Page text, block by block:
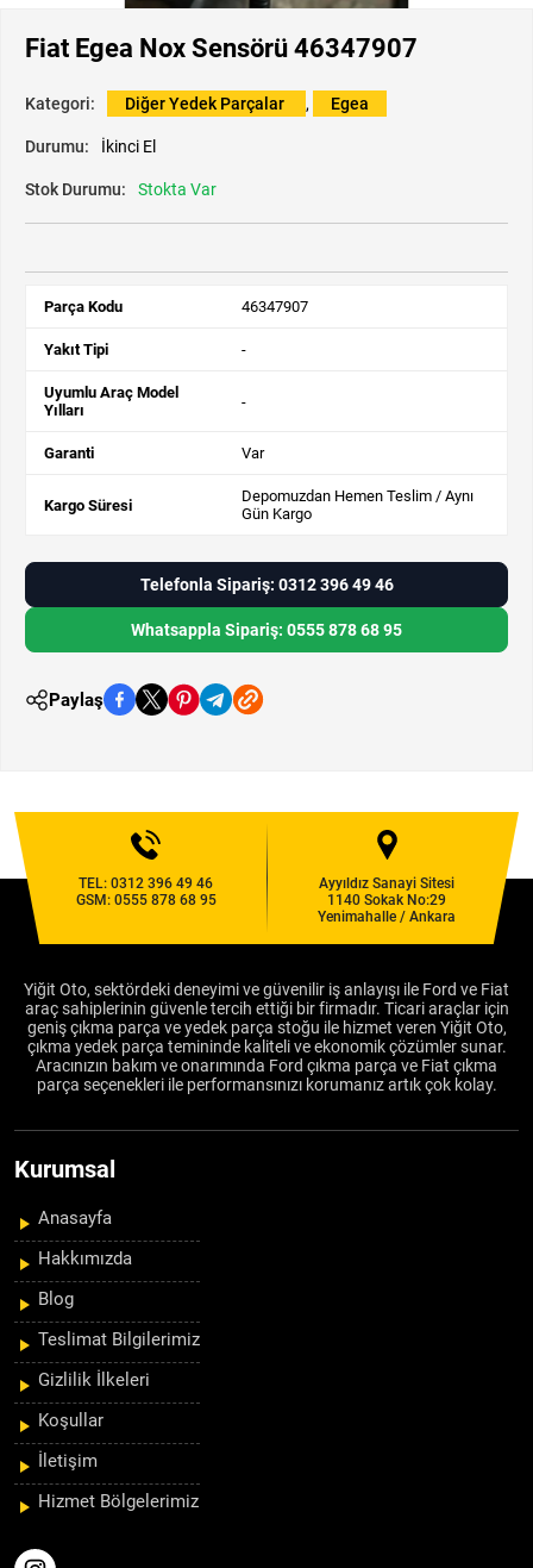
Fiat Egea Nox Sensörü 46347907
Kategori: Diğer Yedek Parçalar , Egea
Durumu: İkinci El
Stok Durumu: Stokta Var
Parça Kodu 46347907
Yakıt Tipi -
Uyumlu Araç Model
Yılları
-
Garanti Var
Kargo Süresi
Depomuzdan Hemen Teslim / Aynı
Gün Kargo
Telefonla Sipariş: 0312 396 49 46
Whatsappla Sipariş: 0555 878 68 95
Paylaş
TEL:0312 396 49 46
GSM: 0555 878 68 95
Ayyıldız Sanayi Sitesi
1140 Sokak No:29
Yenimahalle / Ankara
Yiğit Oto, sektördeki deneyimi ve güvenilir iş anlayışı ile Ford ve Fiat
araç sahiplerinin güvenle tercih ettiği bir firmadır. Ticari araçlar için
geniş çıkma parça ve yedek parça stoğu ile hizmet veren Yiğit Oto,
çıkma yedek parça temininde kaliteli ve ekonomik çözümler sunar.
Aracınızın bakım ve onarımında Ford çıkma parça ve Fiat çıkma
parça seçenekleri ile performansınızı korumanız artık çok kolay.
Kurumsal
Anasayfa
Hakkımızda
Blog
Teslimat Bilgilerimiz
Gizlilik İlkeleri
Koşullar
İletişim
Hizmet Bölgelerimiz